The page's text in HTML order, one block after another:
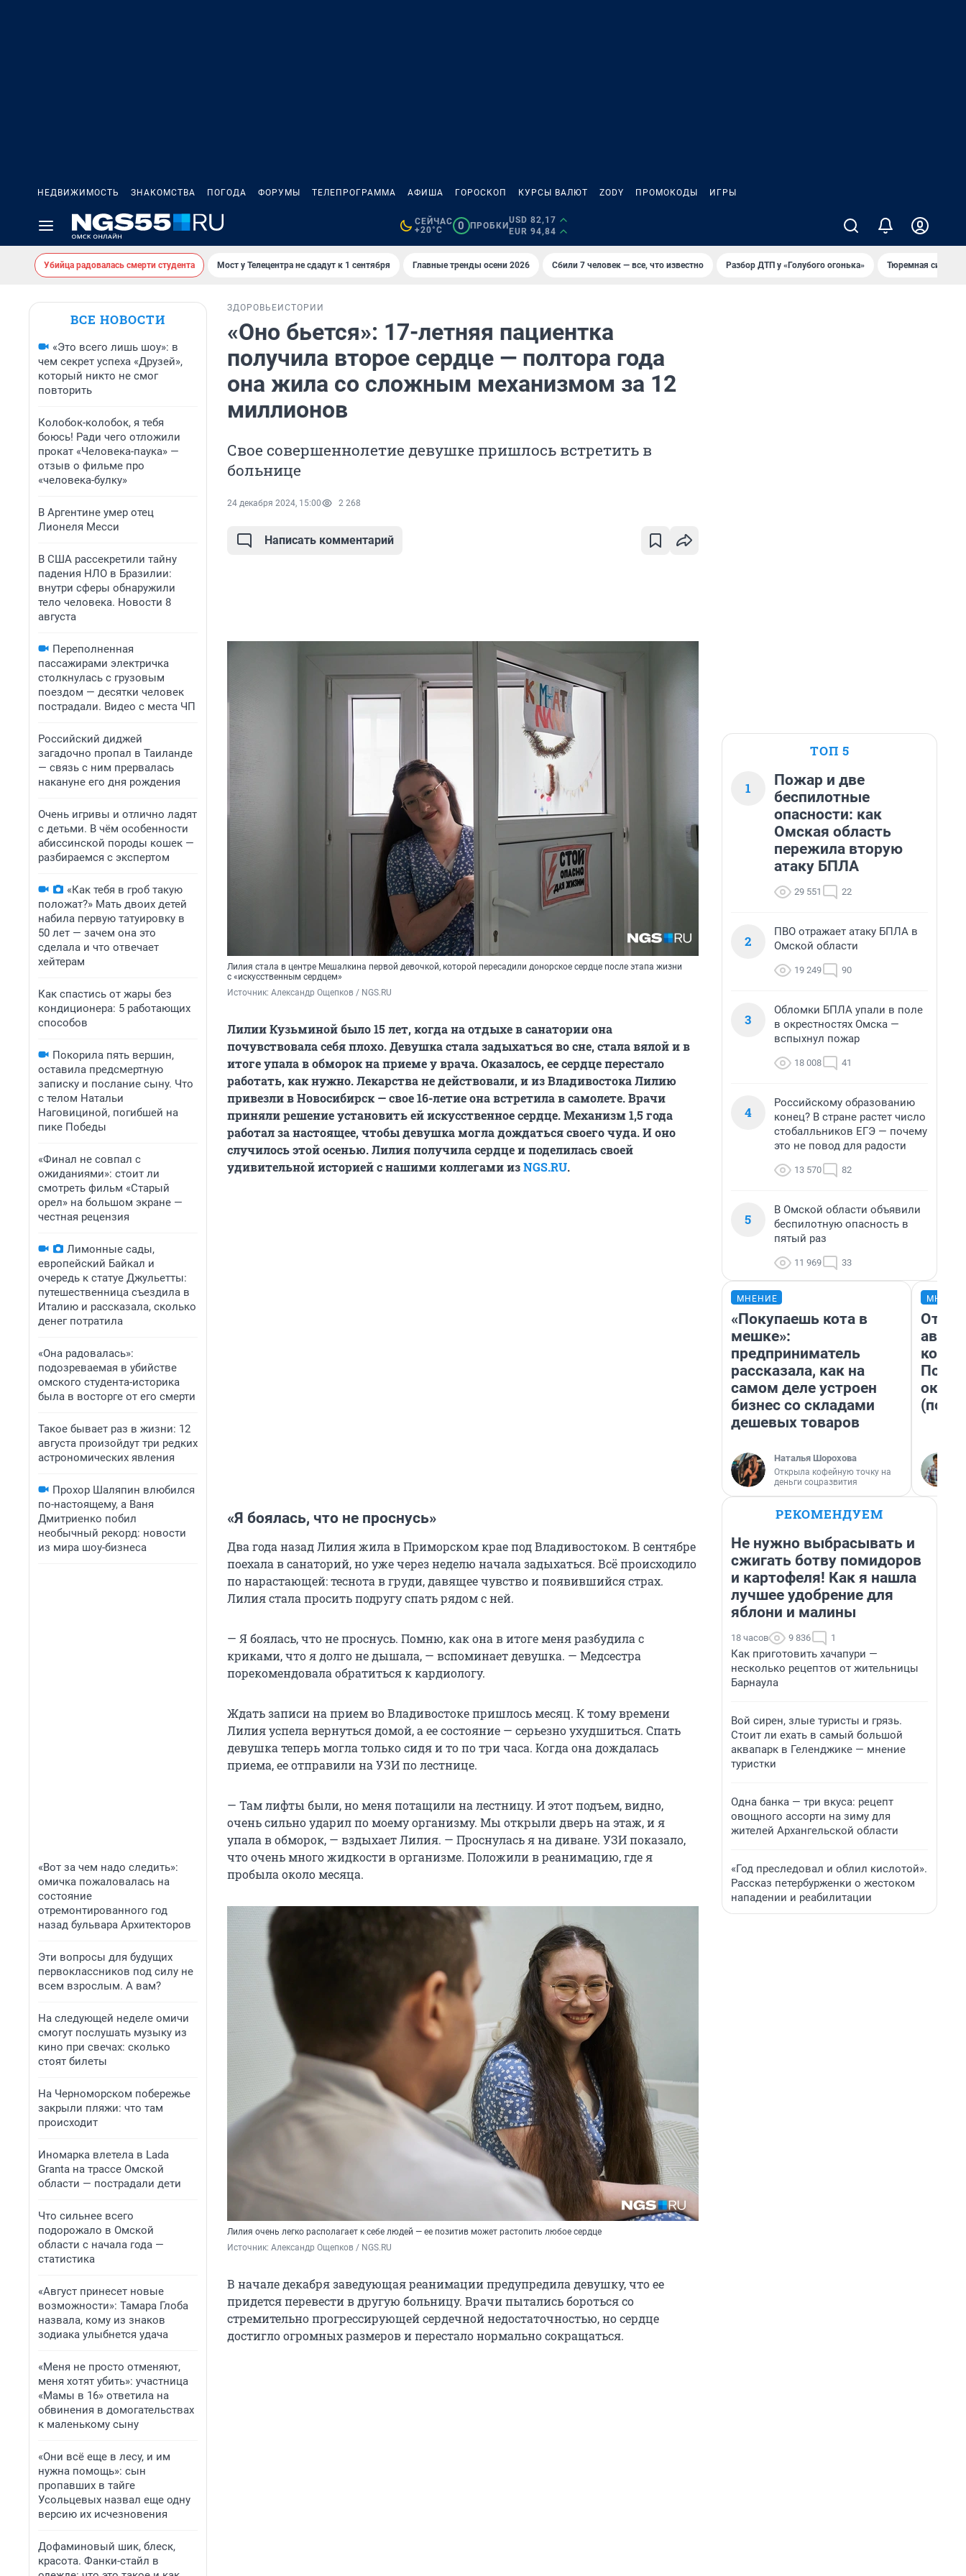
НЕДВИЖИМОСТЬ ЗНАКОМСТВА ПОГОДА ФОРУМЫ ТЕЛЕПРОГРАММА АФИША ГОРОСКОП КУРСЫ ВАЛЮТ ZODY ПРОМОКОДЫ ИГРЫ
СЕЙЧАС
+20°C
0 ПРОБКИ
USD 82,17
EUR 94,84
Убийца радовалась смерти студента Мост у Телецентра не сдадут к 1 сентября Главные тренды осени 2026 Сбили 7 человек — все, что известно Разбор ДТП у «Голубого огонька» Тюремная
ВСЕ НОВОСТИ
«Это всего лишь шоу»: в
чем секрет успеха «Друзей»,
который никто не смог
повторить
Колобок-колобок, я тебя
боюсь! Ради чего отложили
прокат «Человека-паука» —
отзыв о фильме про
«человека-булку»
В Аргентине умер отец
Лионеля Месси
В США рассекретили тайну
падения НЛО в Бразилии:
внутри сферы обнаружили
тело человека. Новости 8
августа
Переполненная
пассажирами электричка
столкнулась с грузовым
поездом — десятки человек
пострадали. Видео с места ЧП
Российский диджей
загадочно пропал в Таиланде
— связь с ним прервалась
накануне его дня рождения
Очень игривы и отлично ладят
с детьми. В чём особенности
абиссинской породы кошек —
разбираемся с экспертом
«Как тебя в гроб такую
положат?» Мать двоих детей
набила первую татуировку в
50 лет — зачем она это
сделала и что отвечает
хейтерам
Как спастись от жары без
кондиционера: 5 работающих
способов
Покорила пять вершин,
оставила предсмертную
записку и послание сыну. Что
с телом Натальи
Наговициной, погибшей на
пике Победы
«Финал не совпал с
ожиданиями»: стоит ли
смотреть фильм «Старый
орел» на большом экране —
честная рецензия
Лимонные сады,
европейский Байкал и
очередь к статуе Джульетты:
путешественница съездила в
Италию и рассказала, сколько
денег потратила
«Она радовалась»:
подозреваемая в убийстве
омского студента-историка
была в восторге от его смерти
Такое бывает раз в жизни: 12
августа произойдут три редких
астрономических явления
Прохор Шаляпин влюбился
по-настоящему, а Ваня
Дмитриенко побил
необычный рекорд: новости
из мира шоу-бизнеса
«Вот за чем надо следить»:
омичка пожаловалась на
состояние
отремонтированного год
назад бульвара Архитекторов
Эти вопросы для будущих
первоклассников под силу не
всем взрослым. А вам?
На следующей неделе омичи
смогут послушать музыку из
кино при свечах: сколько
стоят билеты
На Черноморском побережье
закрыли пляжи: что там
происходит
Иномарка влетела в Lada
Granta на трассе Омской
области — пострадали дети
Что сильнее всего
подорожало в Омской
области с начала года —
статистика
«Август принесет новые
возможности»: Тамара Глоба
назвала, кому из знаков
зодиака улыбнется удача
«Меня не просто отменяют,
меня хотят убить»: участница
«Мамы в 16» ответила на
обвинения в домогательствах
к маленькому сыну
«Они всё еще в лесу, и им
нужна помощь»: сын
пропавших в тайге
Усольцевых назвал еще одну
версию их исчезновения
Дофаминовый шик, блеск,
красота. Фанки-стайл в
ЗДОРОВЬЕ ИСТОРИИ
«Оно бьется»: 17-летняя пациентка
получила второе сердце — полтора года
она жила со сложным механизмом за 12
миллионов
Свое совершеннолетие девушке пришлось встретить в
больнице
24 декабря 2024, 15:00 2 268
Написать комментарий
Лилия стала в центре Мешалкина первой девочкой, которой пересадили донорское сердце после этапа жизни
с «искусственным сердцем»
Источник: Александр Ощепков / NGS.RU
Лилии Кузьминой было 15 лет, когда на отдыхе в санатории она
почувствовала себя плохо. Девушка стала задыхаться во сне, стала вялой и в
итоге упала в обморок на приеме у врача. Оказалось, ее сердце перестало
работать, как нужно. Лекарства не действовали, и из Владивостока Лилию
привезли в Новосибирск — свое 16-летие она встретила в самолете. Врачи
приняли решение установить ей искусственное сердце. Механизм 1,5 года
работал за настоящее, чтобы девушка могла дождаться своего чуда. И оно
случилось этой осенью. Лилия получила сердце и поделилась своей
удивительной историей с нашими коллегами изNGS.RU.
«Я боялась, что не проснусь»
Два года назад Лилия жила в Приморском крае под Владивостоком. В сентябре
поехала в санаторий, но уже через неделю начала задыхаться. Всё происходило
по нарастающей: теснота в груди, давящее чувство и появившийся страх.
Лилия стала просить подругу спать рядом с ней.
— Я боялась, что не проснусь. Помню, как она в итоге меня разбудила с
криками, что я долго не дышала, — вспоминает девушка. — Медсестра
порекомендовала обратиться к кардиологу.
Ждать записи на прием во Владивостоке пришлось месяц. К тому времени
Лилия успела вернуться домой, а ее состояние — серьезно ухудшиться. Спать
девушка теперь могла только сидя и то по три часа. Когда она дождалась
приема, ее отправили на УЗИ по лестнице.
— Там лифты были, но меня потащили на лестницу. И этот подъем, видно,
очень сильно ударил по моему организму. Мы открыли дверь на этаж, и я
упала в обморок, — вздыхает Лилия. — Проснулась я на диване. УЗИ показало,
что очень много жидкости в организме. Положили в реанимацию, где я
пробыла около месяца.
Лилия очень легко располагает к себе людей — ее позитив может растопить любое сердце
Источник: Александр Ощепков / NGS.RU
В начале декабря заведующая реанимации предупредила девушку, что ее
придется перевести в другую больницу. Врачи пытались бороться со
стремительно прогрессирующей сердечной недостаточностью, но сердце
достигло огромных размеров и перестало нормально сокращаться.
ТОП 5
1
Пожар и две
беспилотные
опасности: как
Омская область
пережила вторую
атаку БПЛА
29 551 22
2
ПВО отражает атаку БПЛА в
Омской области
19 249 90
3
Обломки БПЛА упали в поле
в окрестностях Омска —
вспыхнул пожар
18 008 41
4
Российскому образованию
конец? В стране растет число
стобалльников ЕГЭ — почему
это не повод для радости
13 570 82
5
В Омской области объявили
беспилотную опасность в
пятый раз
11 969 33
МНЕНИЕ
«Покупаешь кота в
мешке»:
предприниматель
рассказала, как на
самом деле устроен
бизнес со складами
дешевых товаров
Наталья Шорохова
Открыла кофейную точку на
деньги соцразвития
От
РЕКОМЕНДУЕМ
Не нужно выбрасывать и
сжигать ботву помидоров
и картофеля! Как я нашла
лучшее удобрение для
яблони и малины
18 часов 9 836 1
Как приготовить хачапури —
несколько рецептов от жительницы
Барнаула
Вой сирен, злые туристы и грязь.
Стоит ли ехать в самый большой
аквапарк в Геленджике — мнение
туристки
Одна банка — три вкуса: рецепт
овощного ассорти на зиму для
жителей Архангельской области
«Год преследовал и облил кислотой».
Рассказ петербурженки о жестоком
нападении и реабилитации